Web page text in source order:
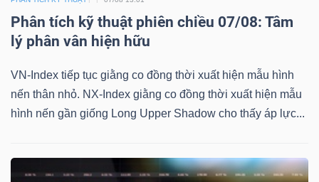
Phân tích kỹ thuật phiên chiều 07/08: Tâm
lý phân vân hiện hữu
VN-Index tiếp tục giằng co đồng thời xuất hiện mẫu hình
nến thân nhỏ. NX-Index giằng co đồng thời xuất hiện mẫu
hình nến gần giống Long Upper Shadow cho thấy áp lực...
Bài
viết
của
tác
giả
Báo